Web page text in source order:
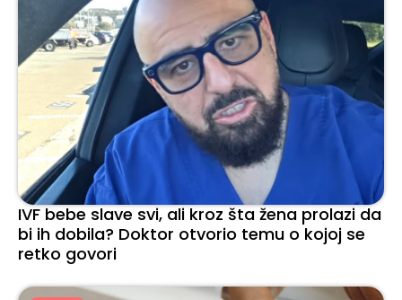
IVF bebe slave svi, ali kroz šta žena prolazi da
bi ih dobila? Doktor otvorio temu o kojoj se
retko govori